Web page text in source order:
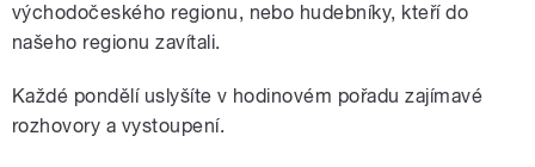
východočeského regionu, nebo hudebníky, kteří do
našeho regionu zavítali.
Každé pondělí uslyšíte v hodinovém pořadu zajímavé
rozhovory a vystoupení.